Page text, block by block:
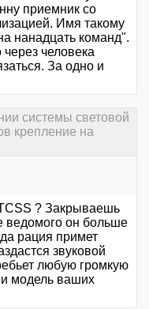
приемник со
Имя такому
нанадцать команд".
человека
За одно и
системы световой
крепление на
? Закрываешь
ведомого он больше
рация примет
звуковой
любую громкую
модель ваших